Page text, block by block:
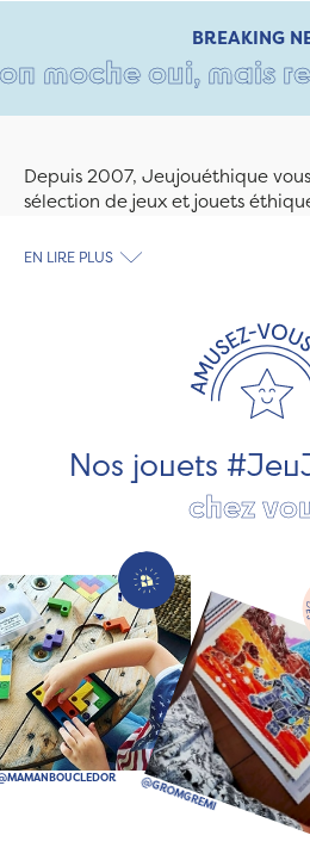
BREAKING
oui, mais
Depuis 2007, Jeujouéthique
sélection de jeux et jouets
découvrez le plus grand choix de
les jeux et jouets en bois de
développement durable. Ils
pour les jeunes enfants, des jeux
société, des jouets d'imitation,
EN LIRE PLUS
Nos jouets
chez